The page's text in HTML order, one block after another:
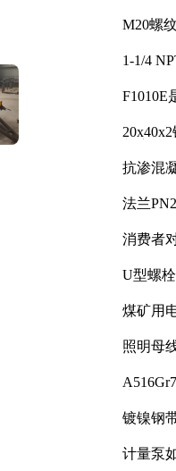
M20螺
1-1/4
F1010E
抗渗混
法兰
消费者
U型螺
煤矿用
照明母
镀镍钢
计量泵